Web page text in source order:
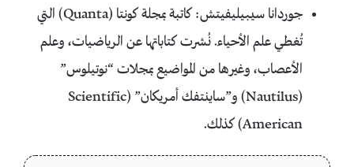
جوردانا سيبيليفيتش: كاتبة بمجلة كونتا (Quanta) التي
تُغطي علم الأحياء. نُشرت كتاباتها عن الرياضيات، وعلم
الأعصاب، وغيرها من المواضيع بمجلات “نوتيلوس”
(Nautilus) و”ساينتفك أمريكان” (Scientific
American) كذلك.